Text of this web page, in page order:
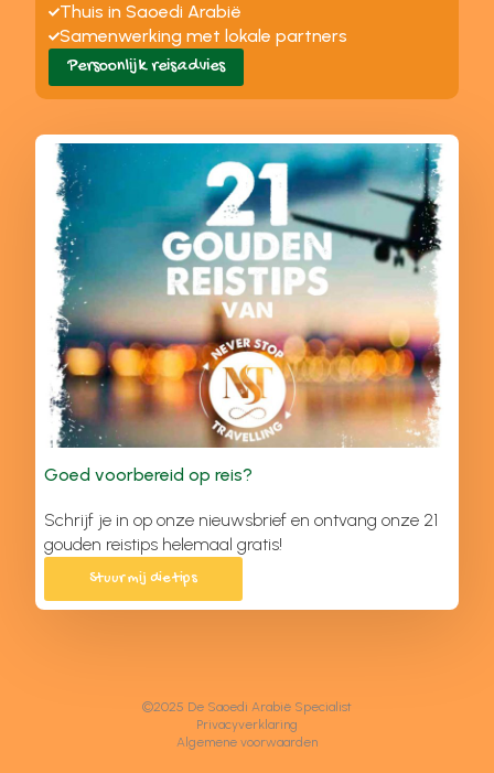
Thuis in Saoedi Arabië
Samenwerking met lokale partners
Persoonlijk reisadvies
Goed voorbereid op reis?
Schrijf je in op onze nieuwsbrief en ontvang onze 21
gouden reistips helemaal gratis!
Stuur mij die tips
©2025 De Saoedi Arabië Specialist
Privacyverklaring
Algemene voorwaarden